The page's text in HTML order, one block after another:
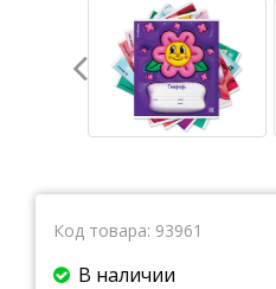
Бумага в рулоне и стопе
Код товара: 93961
В наличии